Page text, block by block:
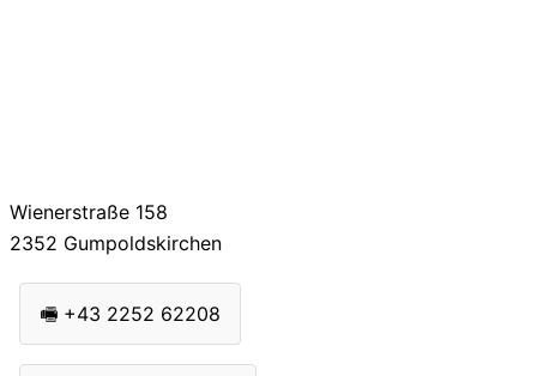
Wienerstraße 158
2352 Gumpoldskirchen
🖷 +43 2252 62208